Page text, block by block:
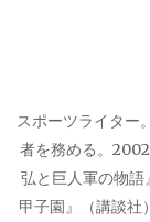
ン
スポーツライター
者を務める。
弘と巨人軍の物
甲子園』（講談社